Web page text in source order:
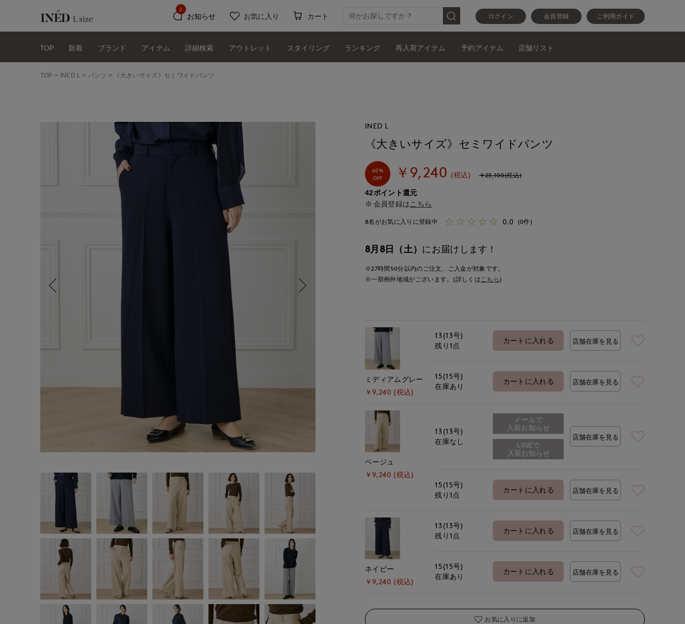
ログイン 会員登録 ご利用ガイド
お知らせ
2
お気に入り カート
TOP 新着 ブランド アイテム 詳細検索 アウトレット スタイリング ランキング 再入荷アイテム 予約アイテム 店舗リスト
TOP INED L パンツ 《大きいサイズ》セミワイドパンツ
INED L
《大きいサイズ》セミワイドパンツ
60%
OFF
￥9,240 (税込) ￥23,100(税込)
42ポイント還元
会員登録は こちら
8名がお気に入りに登録中 0.0 (0件)
8月8日（土） にお届けします！
※27時間 50分以内のご注文、ご入金が対象です。
※一部例外地域がございます。(詳しくはこちら )
ミディアムグレー
￥9,240 (税込)
13(13号)
残り1点
カートに入れる 店舗在庫を見る
15(15号)
在庫あり
カートに入れる 店舗在庫を見る
ベージュ
￥9,240 (税込)
13(13号)
在庫なし
メールで
入荷お知らせ
店舗在庫を見る
15(15号)
残り1点
カートに入れる 店舗在庫を見る
ネイビー
￥9,240 (税込)
13(13号)
残り1点
カートに入れる 店舗在庫を見る
15(15号)
在庫あり
カートに入れる 店舗在庫を見る
お気に入りに追加